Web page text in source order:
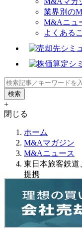
業界別の
M&Aニュ
よくある
+
閉じる
ホーム
M&Aマガジン
M&Aニュース
東日本旅客鉄道
提携